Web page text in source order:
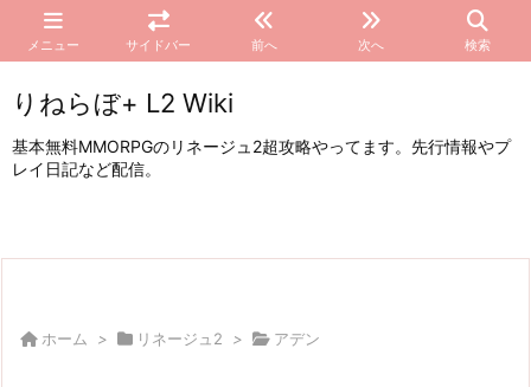
メニュー サイドバー 前へ 次へ 検索
りねらぼ+ L2 Wiki
基本無料MMORPGのリネージュ2超攻略やってます。先行情報やプ
レイ日記など配信。
ホーム > リネージュ2 > アデン